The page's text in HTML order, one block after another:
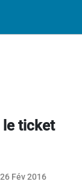
le ticket
Fév 201603 mai